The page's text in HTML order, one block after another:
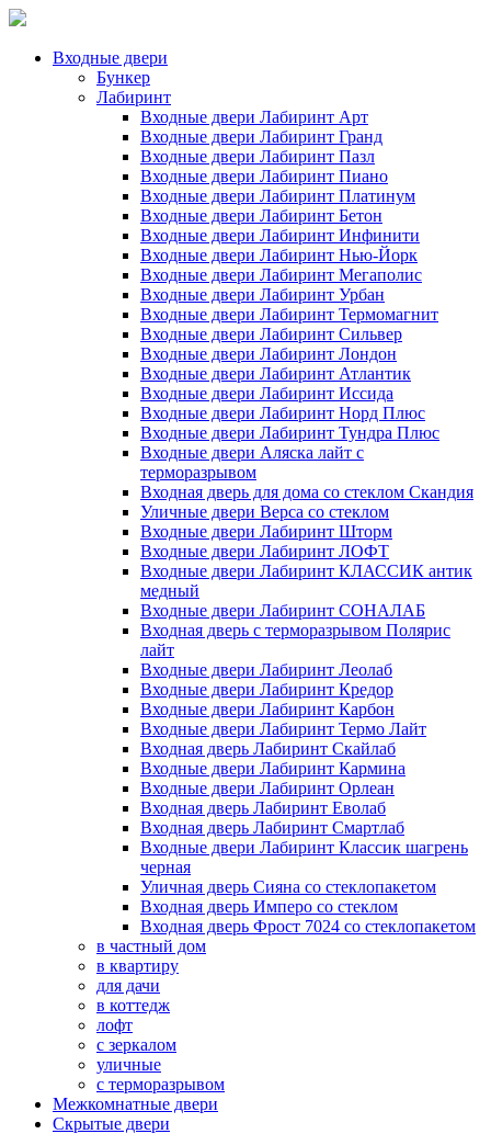
Входные двери
Бункер
Лабиринт
Входные двери Лабиринт Арт
Входные двери Лабиринт Гранд
Входные двери Лабиринт Пазл
Входные двери Лабиринт Пиано
Входные двери Лабиринт Платинум
Входные двери Лабиринт Бетон
Входные двери Лабиринт Инфинити
Входные двери Лабиринт Нью-Йорк
Входные двери Лабиринт Мегаполис
Входные двери Лабиринт Урбан
Входные двери Лабиринт Термомагнит
Входные двери Лабиринт Сильвер
Входные двери Лабиринт Лондон
Входные двери Лабиринт Атлантик
Входные двери Лабиринт Иссида
Входные двери Лабиринт Норд Плюс
Входные двери Лабиринт Тундра Плюс
Входные двери Аляска лайт с
терморазрывом
Входная дверь для дома со стеклом Скандия
Уличные двери Верса со стеклом
Входные двери Лабиринт Шторм
Входные двери Лабиринт ЛОФТ
Входные двери Лабиринт КЛАССИК антик
медный
Входные двери Лабиринт СОНАЛАБ
Входная дверь с терморазрывом Полярис
лайт
Входные двери Лабиринт Леолаб
Входные двери Лабиринт Кредор
Входные двери Лабиринт Карбон
Входные двери Лабиринт Термо Лайт
Входная дверь Лабиринт Скайлаб
Входные двери Лабиринт Кармина
Входные двери Лабиринт Орлеан
Входная дверь Лабиринт Еволаб
Входная дверь Лабиринт Смартлаб
Входные двери Лабиринт Классик шагрень
черная
Уличная дверь Сияна со стеклопакетом
Входная дверь Имперо со стеклом
Входная дверь Фрост 7024 со стеклопакетом
в частный дом
в квартиру
для дачи
в коттедж
лофт
с зеркалом
уличные
с терморазрывом
Межкомнатные двери
Скрытые двери